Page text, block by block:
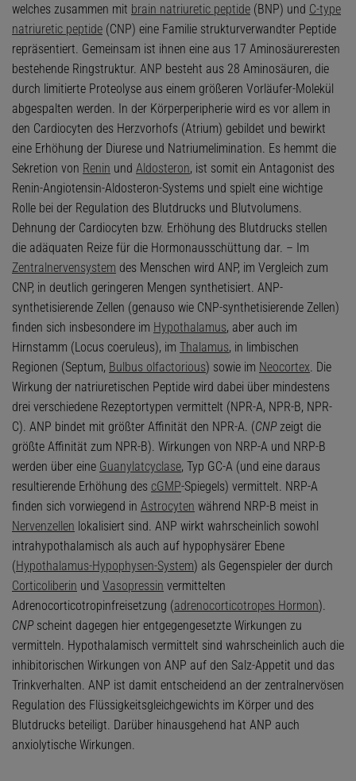
welches zusammen mit brain natriuretic peptide (BNP) und C-type
natriuretic peptide (CNP) eine Familie strukturverwandter Peptide
repräsentiert. Gemeinsam ist ihnen eine aus 17 Aminosäureresten
bestehende Ringstruktur. ANP besteht aus 28 Aminosäuren, die
durch limitierte Proteolyse aus einem größeren Vorläufer-Molekül
abgespalten werden. In der Körperperipherie wird es vor allem in
den Cardiocyten des Herzvorhofs (Atrium) gebildet und bewirkt
eine Erhöhung der Diurese und Natriumelimination. Es hemmt die
Sekretion von Renin und Aldosteron, ist somit ein Antagonist des
Renin-Angiotensin-Aldosteron-Systems und spielt eine wichtige
Rolle bei der Regulation des Blutdrucks und Blutvolumens.
Dehnung der Cardiocyten bzw. Erhöhung des Blutdrucks stellen
die adäquaten Reize für die Hormonausschüttung dar. – Im
Zentralnervensystem des Menschen wird ANP, im Vergleich zum
CNP, in deutlich geringeren Mengen synthetisiert. ANP-
synthetisierende Zellen (genauso wie CNP-synthetisierende Zellen)
finden sich insbesondere im Hypothalamus, aber auch im
Hirnstamm (Locus coeruleus), im Thalamus, in limbischen
Regionen (Septum, Bulbus olfactorious) sowie im Neocortex. Die
Wirkung der natriuretischen Peptide wird dabei über mindestens
drei verschiedene Rezeptortypen vermittelt (NPR-A, NPR-B, NPR-
C). ANP bindet mit größter Affinität den NPR-A. (CNPzeigt die
größte Affinität zum NPR-B). Wirkungen von NRP-A und NRP-B
werden über eine Guanylatcyclase, Typ GC-A (und eine daraus
resultierende Erhöhung des cGMP-Spiegels) vermittelt. NRP-A
finden sich vorwiegend in Astrocyten während NRP-B meist in
Nervenzellen lokalisiert sind. ANP wirkt wahrscheinlich sowohl
intrahypothalamisch als auch auf hypophysärer Ebene
(Hypothalamus-Hypophysen-System) als Gegenspieler der durch
Corticoliberin und Vasopressin vermittelten
Adrenocorticotropinfreisetzung (adrenocorticotropes Hormon).
CNPscheint dagegen hier entgegengesetzte Wirkungen zu
vermitteln. Hypothalamisch vermittelt sind wahrscheinlich auch die
inhibitorischen Wirkungen von ANP auf den Salz-Appetit und das
Trinkverhalten. ANP ist damit entscheidend an der zentralnervösen
Regulation des Flüssigkeitsgleichgewichts im Körper und des
Blutdrucks beteiligt. Darüber hinausgehend hat ANP auch
anxiolytische Wirkungen.